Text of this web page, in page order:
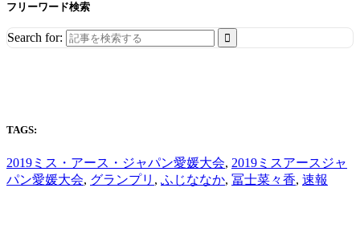
フリーワード検索
Search for:
TAGS:
2019ミス・アース・ジャパン愛媛大会, 2019ミスアースジャ
パン愛媛大会, グランプリ , ふじななか, 冨士菜々香, 速報